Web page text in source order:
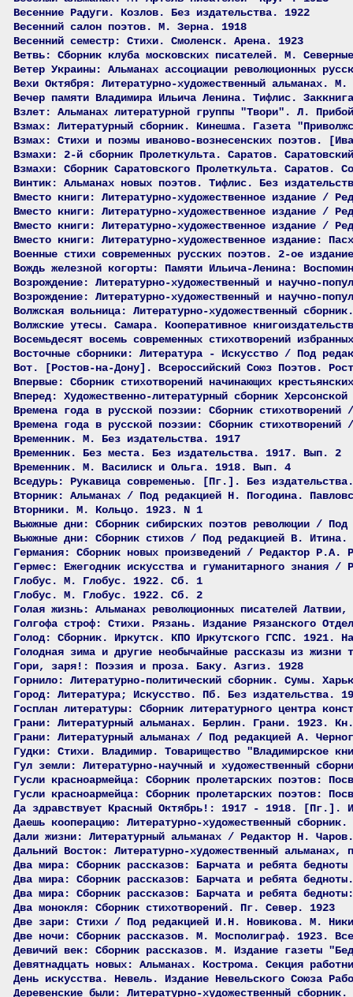
Весенние Радуги. Козлов. Без издательства. 1922
Весенний салон поэтов. М. Зерна. 1918
Весенний семестр: Стихи. Смоленск. Арена. 1923
Ветвь: Сборник клуба московских писателей. М.
Ветер Украины: Альманах ассоциации революционных
Вехи Октября: Литературно-художественный альманах.
Вечер памяти Владимира Ильича Ленина. Тифлис.
Взлет: Альманах литературной группы "Твори". Л.
Взмах: Литературный сборник. Кинешма. Газета
Взмах: Стихи и поэмы иваново-вознесенских поэтов.
Взмахи: 2-й сборник Пролеткульта. Саратов.
Взмахи: Сборник Саратовского Пролеткульта. Саратов.
Винтик: Альманах новых поэтов. Тифлис. Без
Вместо книги: Литературно-художественное издание /
Вместо книги: Литературно-художественное издание /
Вместо книги: Литературно-художественное издание /
Вместо книги: Литературно-художественное издание:
Военные стихи современных русских поэтов. 2-ое
Вождь железной когорты: Памяти Ильича-Ленина:
Возрождение: Литературно-художественный и научно-
Возрождение: Литературно-художественный и научно-
Волжская вольница: Литературно-художественный
Волжские утесы. Самара. Кооперативное
Восемьдесят восемь современных стихотворений
Восточные сборники: Литература - Искусство / Под
Вот. [Ростов-на-Дону]. Всероссийский Союз Поэтов.
Впервые: Сборник стихотворений начинающих
Вперед: Художественно-литературный сборник
Времена года в русской поэзии: Сборник
Времена года в русской поэзии: Сборник
Временник. М. Без издательства. 1917
Временник. Без места. Без издательства. 1917. Вып. 2
Временник. М. Василиск и Ольга. 1918. Вып. 4
Вседурь: Рукавица современью. [Пг.]. Без
Вторник: Альманах / Под редакцией Н. Погодина.
Вторники. М. Кольцо. 1923. N 1
Вьюжные дни: Сборник сибирских поэтов революции /
Вьюжные дни: Сборник стихов / Под редакцией В.
Германия: Сборник новых произведений / Редактор
Гермес: Ежегодник искусства и гуманитарного
Глобус. М. Глобус. 1922. Сб. 1
Глобус. М. Глобус. 1922. Сб. 2
Голая жизнь: Альманах революционных писателей
Голгофа строф: Стихи. Рязань. Издание Рязанского
Голод: Сборник. Иркутск. КПО Иркутского ГСПС. 1921.
Голодная зима и другие необычайные рассказы из
Гори, заря!: Поэзия и проза. Баку. Азгиз. 1928
Горнило: Литературно-политический сборник. Сумы.
Город: Литература; Искусство. Пб. Без издательства.
Госплан литературы: Сборник литературного центра
Грани: Литературный альманах. Берлин. Грани. 1923.
Грани: Литературный альманах / Под редакцией А.
Гудки: Стихи. Владимир. Товарищество "Владимирское
Гул земли: Литературно-научный и художественный
Гусли красноармейца: Сборник пролетарских поэтов:
Гусли красноармейца: Сборник пролетарских поэтов:
Да здравствует Красный Октябрь!: 1917 - 1918. [Пг.].
Даешь кооперацию: Литературно-художественный
Дали жизни: Литературный альманах / Редактор Н.
Дальний Восток: Литературно-художественный
Два мира: Сборник рассказов: Барчата и ребята
Два мира: Сборник рассказов: Барчата и ребята
Два мира: Сборник рассказов: Барчата и ребята
Два монокля: Сборник стихотворений. Пг. Север. 1923
Две зари: Стихи / Под редакцией И.Н. Новикова. М.
Две ночи: Сборник рассказов. М. Мосполиграф. 1923.
Девичий век: Сборник рассказов. М. Издание газеты
Девятнадцать новых: Альманах. Кострома. Секция
День искусства. Невель. Издание Невельского Союза
Деревенские были: Литературно-художественный